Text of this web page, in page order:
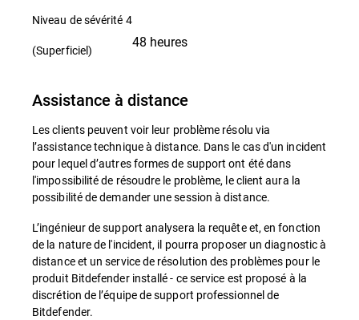
Niveau de sévérité 4
(Superficiel)
48 heures
Assistance à distance
Les clients peuvent voir leur problème résolu via
l’assistance technique à distance. Dans le cas d'un incident
pour lequel d’autres formes de support ont été dans
l'impossibilité de résoudre le problème, le client aura la
possibilité de demander une session à distance.
L’ingénieur de support analysera la requête et, en fonction
de la nature de l'incident, il pourra proposer un diagnostic à
distance et un service de résolution des problèmes pour le
produit Bitdefender installé - ce service est proposé à la
discrétion de l’équipe de support professionnel de
Bitdefender.